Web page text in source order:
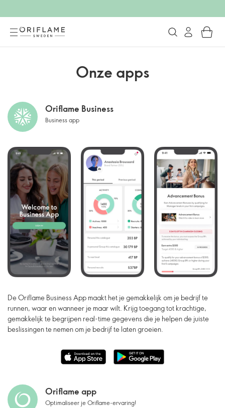
Onze apps
Oriflame Business
Business app
De Oriflame Business App maakt het je gemakkelijk om je bedrijf te
runnen, waar en wanneer je maar wilt. Krijg toegang tot krachtige,
gemakkelijk te begrijpen real-time gegevens die je helpen de juiste
beslissingen te nemen om je bedrijf te laten groeien.
Oriflame app
Optimaliseer je Oriflame-ervaring!